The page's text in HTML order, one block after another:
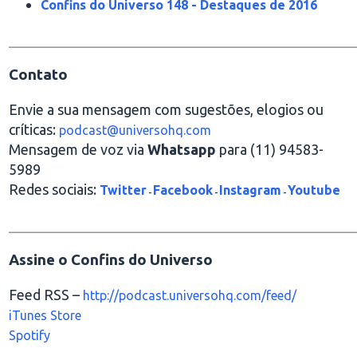
Confins do Universo 148 - Destaques de 2016
Contato
Envie a sua mensagem com sugestões, elogios ou
críticas: podcast@universohq.com
Mensagem de voz viaWhatsapp para (11) 94583-
5989
Redes sociais: Twitter - Facebook - Instagram - Youtube
Assine o Confins do Universo
Feed RSS – http://podcast.universohq.com/feed/
iTunes Store
Spotify